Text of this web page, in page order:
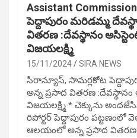
Assistant
పెద్దాపురం మరిడమ్మ
వితరణ :దేవస్థానం
విజయలక్ష్మి
15/11/2024 SIRA NEWS
సిరాన్యూస్, సామర్లకోట
అన్న ప్రసాద వితరణ :దేవస్థానం
విజయలక్ష్మి * చెక్కును
రిపోర్టర్ పెద్దాపురం
ఆలయంలో అన్న ప్రసాద వితరణ